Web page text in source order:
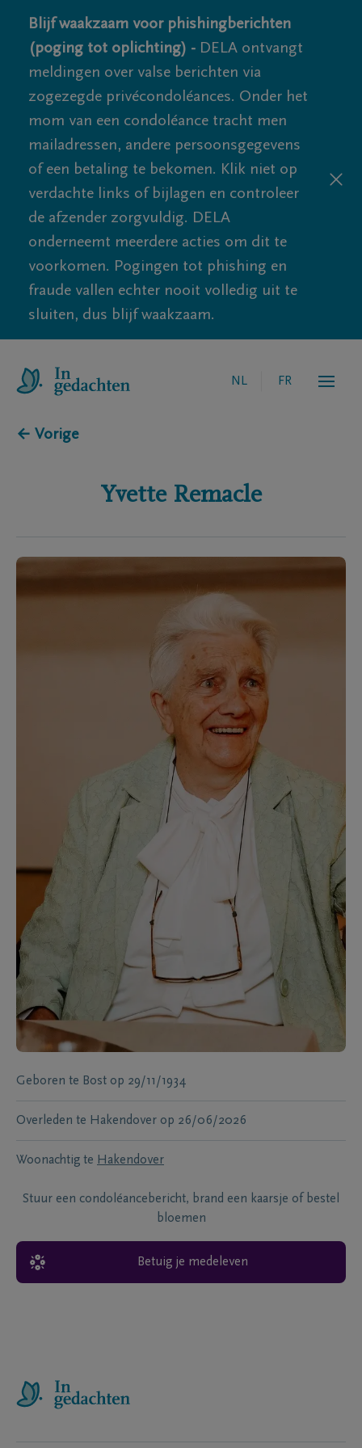
Blijf waakzaam voor phishingberichten
(poging tot oplichting) - DELA ontvangt
meldingen over valse berichten via
zogezegde privécondoléances. Onder het
mom van een condoléance tracht men
mailadressen, andere persoonsgegevens
of een betaling te bekomen. Klik niet op
verdachte links of bijlagen en controleer
de afzender zorgvuldig. DELA
onderneemt meerdere acties om dit te
voorkomen. Pogingen tot phishing en
fraude vallen echter nooit volledig uit te
sluiten, dus blijf waakzaam.
NL FR
← Vorige
Yvette Remacle
Geboren te Bost op 29/11/1934
Overleden te Hakendover op 26/06/2026
Woonachtig te Hakendover
Stuur een condoléancebericht, brand een kaarsje of bestel
bloemen
Betuig je medeleven